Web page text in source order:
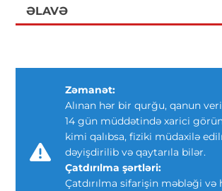
ƏLAVƏ
Zəmanət:
Alınan hər bir qurğu, qanun
14 gün müddətində xarici
kimi qalıbsa, fiziki müdaxilə
dəyişdirilib və qaytarıla bilər.
Çatdırılma şərtləri:
Çatdırılma sifarişin məbləği və